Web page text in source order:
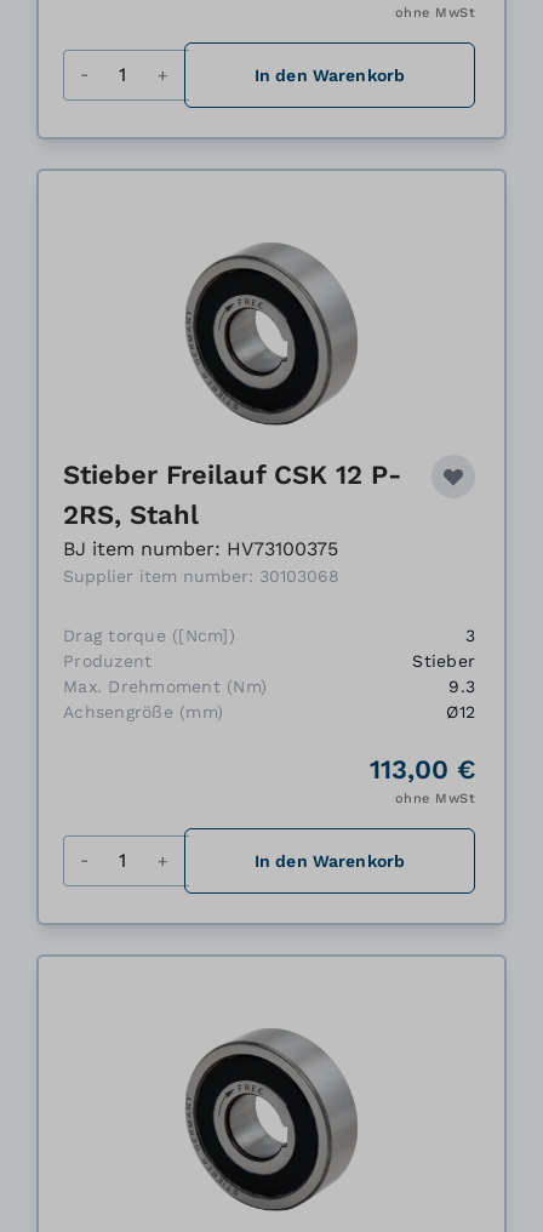
ohne MwSt
In den Warenkorb
Stieber Freilauf CSK 12 P-
2RS, Stahl
BJ item number: HV73100375
Supplier item number: 30103068
Drag torque ([Ncm])
3
Produzent
Stieber
Max. Drehmoment (Nm)
9.3
Achsengröße (mm)
Ø12
113,00 €
ohne MwSt
In den Warenkorb